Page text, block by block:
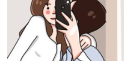
Sex a vztahy
Videa